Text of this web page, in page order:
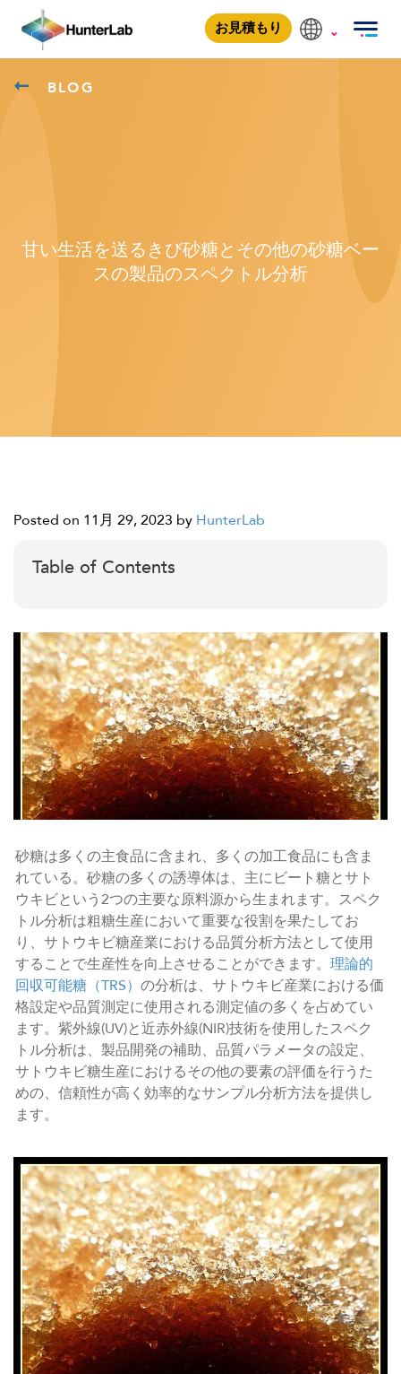
お見積もり
BLOG
甘い生活を送るきび砂糖とその他の砂糖ベー
スの製品のスペクトル分析
Posted on 11月 29, 2023 by HunterLab
Table of Contents
砂糖は多くの主食品に含まれ、多くの加工食品にも含ま
れている。砂糖の多くの誘導体は、主にビート糖とサト
ウキビという2つの主要な原料源から生まれます。スペク
トル分析は粗糖生産において重要な役割を果たしてお
り、サトウキビ糖産業における品質分析方法として使用
することで生産性を向上させることができます。 理論的
回収可能糖（TRS） の分析は、サトウキビ産業における価
格設定や品質測定に使用される測定値の多くを占めてい
ます。紫外線(UV)と近赤外線(NIR)技術を使用したスペク
トル分析は、製品開発の補助、品質パラメータの設定、
サトウキビ糖生産におけるその他の要素の評価を行うた
めの、信頼性が高く効率的なサンプル分析方法を提供し
ます。